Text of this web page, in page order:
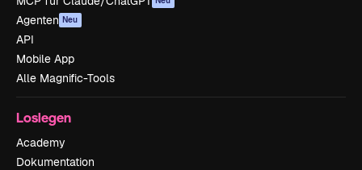
Agenten Neu
API
Mobile App
Alle Magnific-Tools
Loslegen
Academy
Dokumentation